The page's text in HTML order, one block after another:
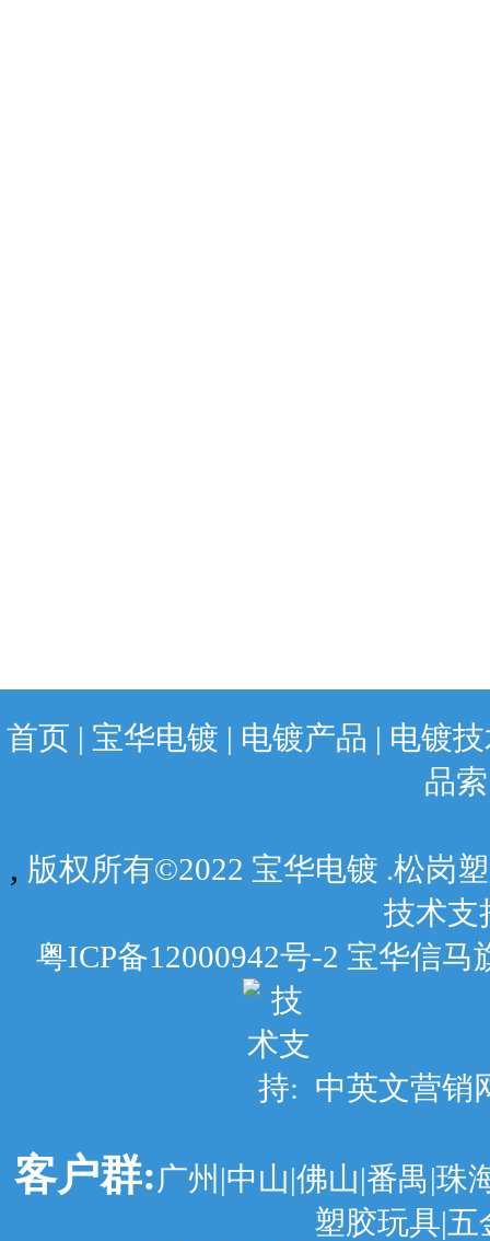
首页 | 宝华电镀 | 电镀产品 | 电镀
品
, 版权所有©2022 宝华电镀 .松岗
技术支
粤ICP备12000942号-2 宝华信
中英文营销
客户群:广州|中山|佛山|番禺|珠
塑胶玩具|